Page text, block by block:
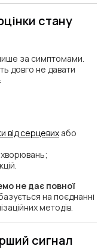
стану
за симптомами.
довго не давати
від серцевих або
не дає повної
на поєднанні
методів.
сигнал